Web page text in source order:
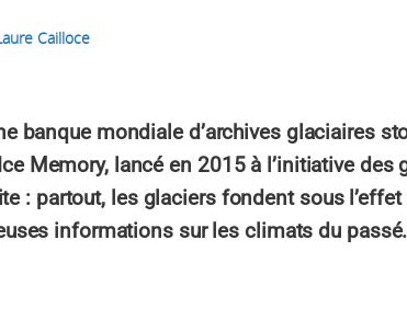
Cailloce
banque mondiale d’archives glaciaires
Memory, lancé en 2015 à l’initiative
: partout, les glaciers fondent sous
informations sur les climats du passé.